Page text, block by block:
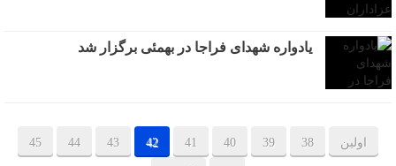
یادواره شهدای فراجا در بهمئی برگزار شد
اولین 38
39
40
41
42
43
44
45